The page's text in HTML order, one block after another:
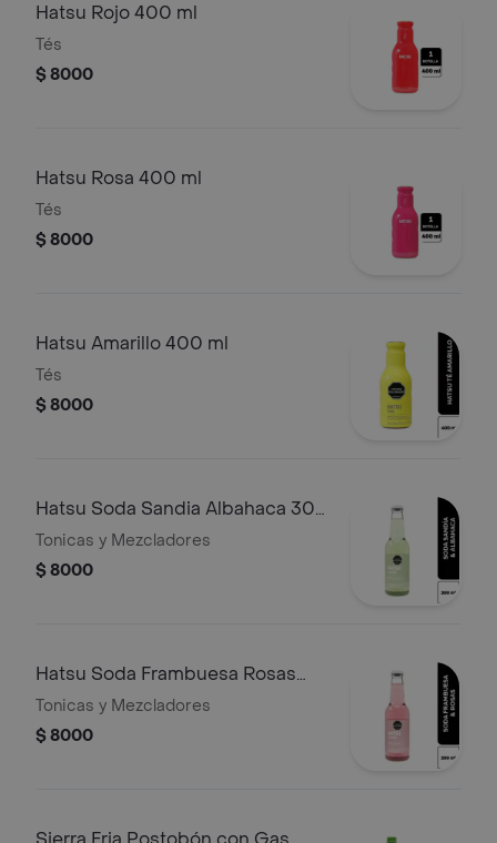
Hatsu Rojo 400 ml
Tés
$ 8000
Hatsu Rosa 400 ml
Tés
$ 8000
Hatsu Amarillo 400 ml
Tés
$ 8000
Hatsu Soda Sandia Albahaca 300
ml
Tonicas y Mezcladores
$ 8000
Hatsu Soda Frambuesa Rosas
300 ml
Tonicas y Mezcladores
$ 8000